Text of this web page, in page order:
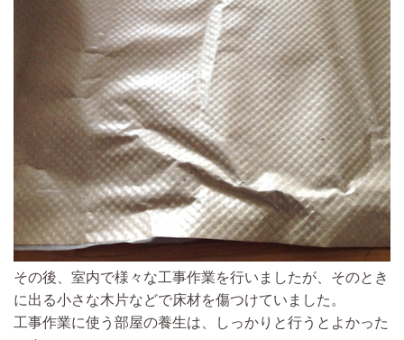
その後、室内で様々な工事作業を行いましたが、そのとき
に出る小さな木片などで床材を傷つけていました。
工事作業に使う部屋の養生は、しっかりと行うとよかった